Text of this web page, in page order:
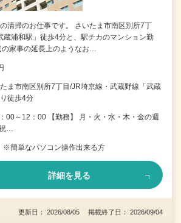
清掃のお仕事です。 さいたま市南区別所7丁
蔵浦和駅」徒歩4分と、駅チカのマンション勤
家事の延長上のようなお…
ま市南区別所7丁目/JR埼京線・武蔵野線「武蔵
徒歩4分
：00～12：00 【勤務】 月・火・水・木・金の週
…
簡単なパソコン操作出来る方
詳細を見る
更新日： 2026/08/05 掲載終了日： 2026/09/04